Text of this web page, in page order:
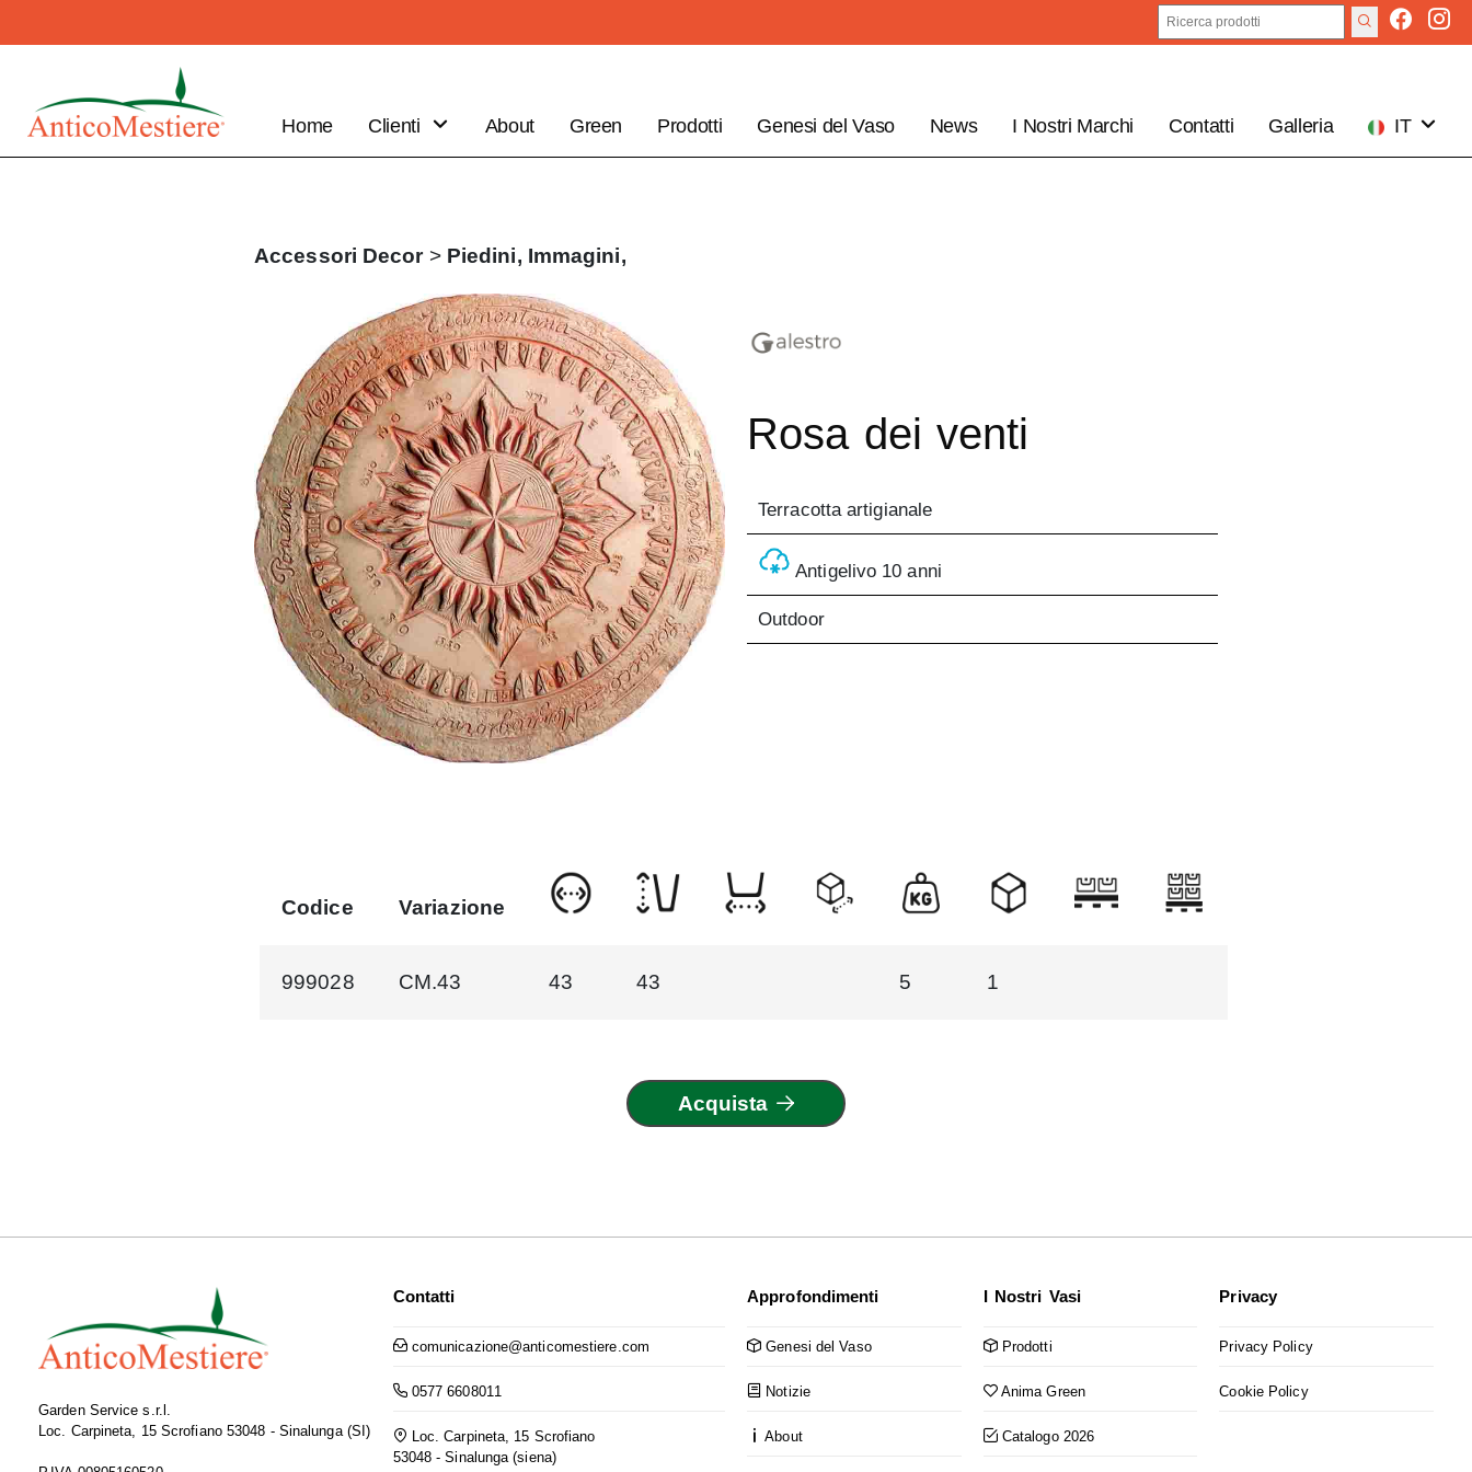
Home
Clienti
ordine
About Green Prodotti Genesi del Vaso News I Nostri Marchi Contatti Galleria
IT
Accessori Decor > Piedini, Immagini,
Rosa dei venti
Terracotta artigianale
Antigelivo 10 anni
Outdoor
Codice Variazione
999028 CM.43 43 43 5 1
Acquista
Garden Service s.r.l.
Loc. Carpineta, 15 Scrofiano 53048 - Sinalunga (SI)
Contatti
comunicazione@anticomestiere.com
0577 6608011
Loc. Carpineta, 15 Scrofiano
53048 - Sinalunga (siena)
Approfondimenti
Genesi del Vaso
Notizie
About
I Nostri Vasi
Prodotti
Anima Green
Catalogo 2026
Privacy
Privacy Policy
Cookie Policy